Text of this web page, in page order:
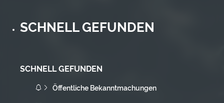
SCHNELL GEFUNDEN
SCHNELL GEFUNDEN
Öffentliche Bekanntmachungen